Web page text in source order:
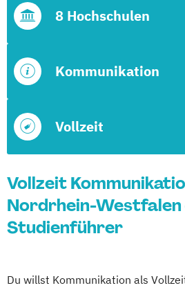
Vollzeit
Kommunikation
8 Hochschulen
Vollzeit
Nordrhein-Westfalen
Studienführer
Du willst Kommunikation als